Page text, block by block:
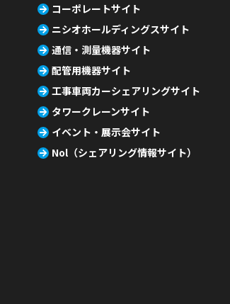
コーポレートサイト
ニシオホールディングスサイト
通信・測量機器サイト
配管用機器サイト
工事車両カーシェアリングサイト
タワークレーンサイト
イベント・展示会サイト
Nol（シェアリング情報サイト）